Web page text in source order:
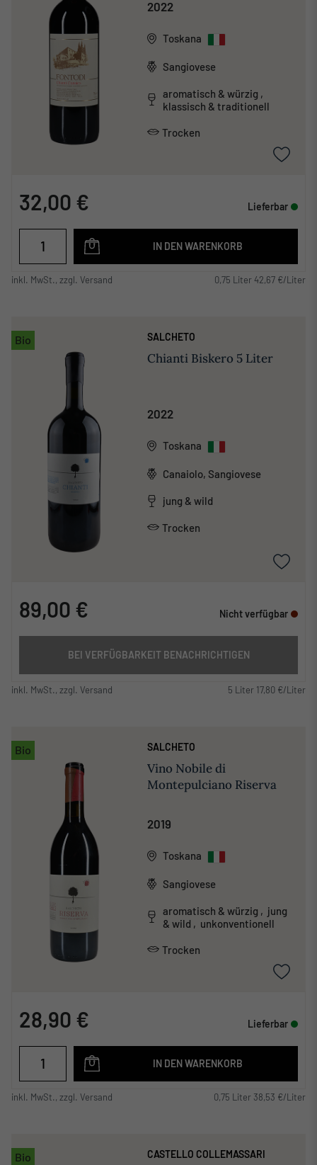
2022
Toskana
Sangiovese
aromatisch & würzig ,
klassisch & traditionell
Trocken
32,00 € Lieferbar
IN DEN WARENKORB
inkl. MwSt., zzgl. Versand 0,75 Liter 42,67 €/Liter
Bio SALCHETO
Chianti Biskero 5 Liter
2022
Toskana
Canaiolo, Sangiovese
jung & wild
Trocken
89,00 € Nicht verfügbar
BEI VERFÜGBARKEIT BENACHRICHTIGEN
inkl. MwSt., zzgl. Versand 5 Liter 17,80 €/Liter
Bio SALCHETO
Vino Nobile di
Montepulciano Riserva
2019
Toskana
Sangiovese
aromatisch & würzig , jung
& wild , unkonventionell
Trocken
28,90 € Lieferbar
IN DEN WARENKORB
inkl. MwSt., zzgl. Versand 0,75 Liter 38,53 €/Liter
Bio CASTELLO COLLEMASSARI